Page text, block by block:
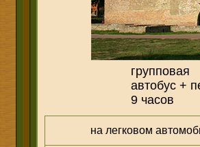
групповая
автобус +
9 часов
на легковом